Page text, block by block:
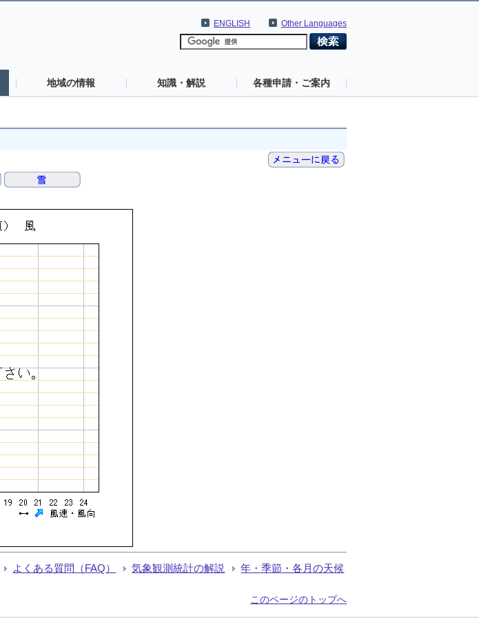
Other Languages
ENGLISH
地域の情報 知識・解説 各種申請・ご案内
よくある質問（FAQ） 気象観測統計の解説 年・季節・各月の天候
このページのトップへ